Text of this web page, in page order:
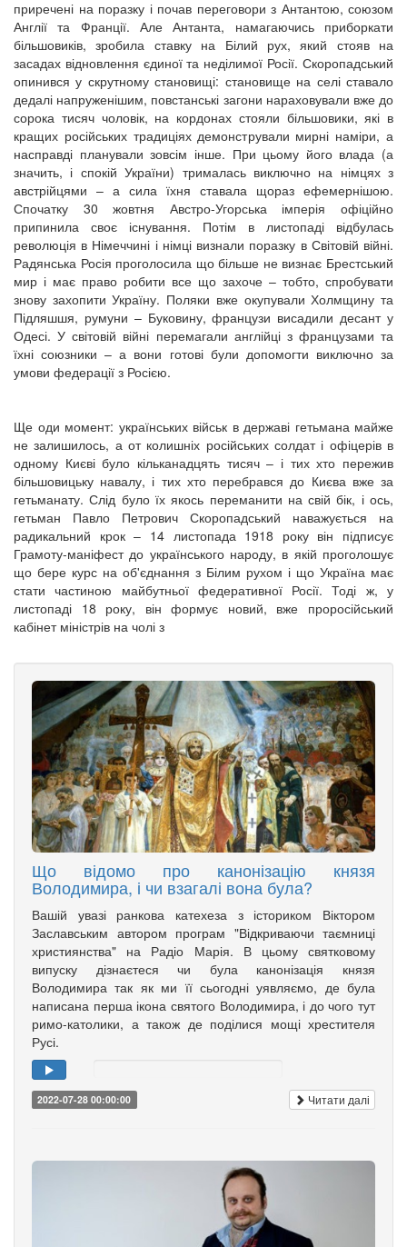
приречені на поразку і почав переговори з Антантою, союзом
Англії та Франції. Але Антанта, намагаючись приборкати
більшовиків, зробила ставку на Білий рух, який стояв на
засадах відновлення єдиної та неділимої Росії. Скоропадський
опинився у скрутному становищі: становище на селі ставало
дедалі напруженішим, повстанські загони нараховували вже до
сорока тисяч чоловік, на кордонах стояли більшовики, які в
кращих російських традиціях демонстрували мирні наміри, а
насправді планували зовсім інше. При цьому його влада (а
значить, і спокій України) трималась виключно на німцях з
австрійцями – а сила їхня ставала щораз ефемернішою.
Спочатку 30 жовтня Австро-Угорська імперія офіційно
припинила своє існування. Потім в листопаді відбулась
революція в Німеччині і німці визнали поразку в Світовій війні.
Радянська Росія проголосила що більше не визнає Брестський
мир і має право робити все що захоче – тобто, спробувати
знову захопити Україну. Поляки вже окупували Холмщину та
Підляшшя, румуни – Буковину, французи висадили десант у
Одесі. У світовій війні перемагали англійці з французами та
їхні союзники – а вони готові були допомогти виключно за
умови федерації з Росією.
Ще оди момент: українських військ в державі гетьмана майже
не залишилось, а от колишніх російських солдат і офіцерів в
одному Києві було кільканадцять тисяч – і тих хто пережив
більшовицьку навалу, і тих хто перебрався до Києва вже за
гетьманату. Слід було їх якось переманити на свій бік, і ось,
гетьман Павло Петрович Скоропадський наважується на
радикальний крок – 14 листопада 1918 року він підписує
Грамоту-маніфест до українського народу, в якій проголошує
що бере курс на об'єднання з Білим рухом і що Україна має
стати частиною майбутньої федеративної Росії. Тоді ж, у
листопаді 18 року, він формує новий, вже проросійський
кабінет міністрів на чолі з
Що відомо про канонізацію князя
Володимира, і чи взагалі вона була?
Вашій увазі ранкова катехеза з істориком Віктором
Заславським автором програм "Відкриваючи таємниці
християнства" на Радіо Марія. В цьому святковому
випуску дізнаєтеся чи була канонізація князя
Володимира так як ми її сьогодні уявляємо, де була
написана перша ікона святого Володимира, і до чого тут
римо-католики, а також де поділися мощі хрестителя
Русі.
2022-07-28 00:00:00 Читати далі